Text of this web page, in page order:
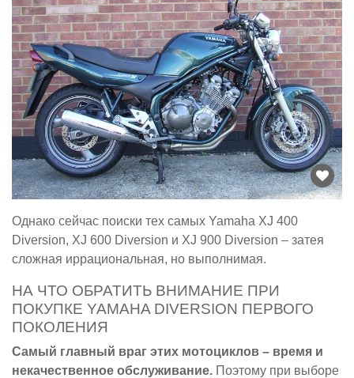
Однако сейчас поиски тех самых Yamaha ХJ 400
Diversion, ХJ 600 Diversion и ХJ 900 Diversion – затея
сложная иррациональная, но выполнимая.
НА ЧТО ОБРАТИТЬ ВНИМАНИЕ ПРИ
ПОКУПКЕ YAMAHA DIVERSION ПЕРВОГО
ПОКОЛЕНИЯ
Самый главный враг этих мотоциклов – время и
некачественное обслуживание. Поэтому при выборе